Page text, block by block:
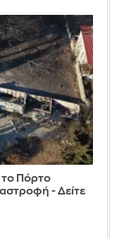
το Πόρτο
- Δείτε